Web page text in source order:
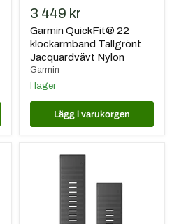
3 449 kr
Garmin QuickFit® 22
klockarmband Tallgrönt
Jacquardvävt Nylon
Garmin
I lager
Lägg i varukorgen
Klockarmband
Skiffergrå